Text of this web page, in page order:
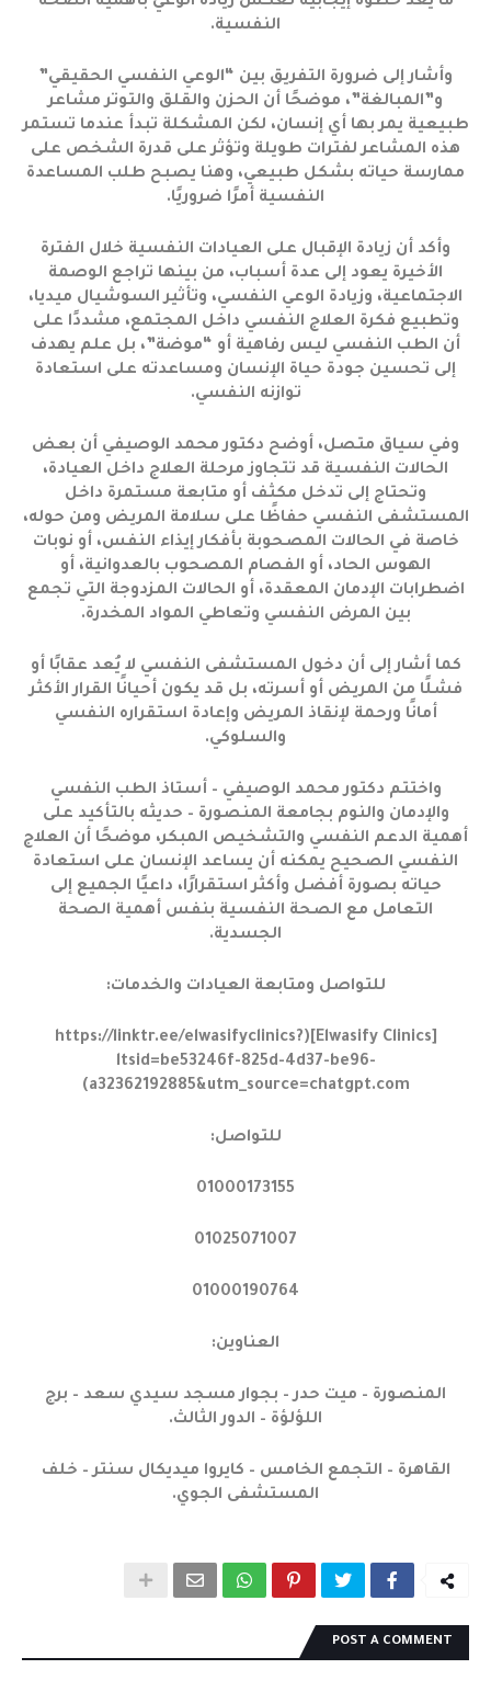
النفسية.
وأشار إلى ضرورة التفريق بين “الوعي النفسي الحقيقي”
و”المبالغة”، موضحًا أن الحزن والقلق والتوتر مشاعر
طبيعية يمر بها أي إنسان، لكن المشكلة تبدأ عندما تستمر
هذه المشاعر لفترات طويلة وتؤثر على قدرة الشخص على
ممارسة حياته بشكل طبيعي، وهنا يصبح طلب المساعدة
النفسية أمرًا ضروريًا.
وأكد أن زيادة الإقبال على العيادات النفسية خلال الفترة
الأخيرة يعود إلى عدة أسباب، من بينها تراجع الوصمة
الاجتماعية، وزيادة الوعي النفسي، وتأثير السوشيال ميديا،
وتطبيع فكرة العلاج النفسي داخل المجتمع، مشددًا على
أن الطب النفسي ليس رفاهية أو “موضة”، بل علم يهدف
إلى تحسين جودة حياة الإنسان ومساعدته على استعادة
توازنه النفسي.
وفي سياق متصل، أوضح دكتور محمد الوصيفي أن بعض
الحالات النفسية قد تتجاوز مرحلة العلاج داخل العيادة،
وتحتاج إلى تدخل مكثف أو متابعة مستمرة داخل
المستشفى النفسي حفاظًا على سلامة المريض ومن حوله،
خاصة في الحالات المصحوبة بأفكار إيذاء النفس، أو نوبات
الهوس الحاد، أو الفصام المصحوب بالعدوانية، أو
اضطرابات الإدمان المعقدة، أو الحالات المزدوجة التي تجمع
بين المرض النفسي وتعاطي المواد المخدرة.
كما أشار إلى أن دخول المستشفى النفسي لا يُعد عقابًا أو
فشلًا من المريض أو أسرته، بل قد يكون أحيانًا القرار الأكثر
أمانًا ورحمة لإنقاذ المريض وإعادة استقراره النفسي
والسلوكي.
واختتم دكتور محمد الوصيفي – أستاذ الطب النفسي
والإدمان والنوم بجامعة المنصورة – حديثه بالتأكيد على
أهمية الدعم النفسي والتشخيص المبكر، موضحًا أن العلاج
النفسي الصحيح يمكنه أن يساعد الإنسان على استعادة
حياته بصورة أفضل وأكثر استقرارًا، داعيًا الجميع إلى
التعامل مع الصحة النفسية بنفس أهمية الصحة
الجسدية.
للتواصل ومتابعة العيادات والخدمات:
[Elwasify Clinics](https://linktr.ee/elwasifyclinics?
ltsid=be53246f-825d-4d37-be96-
a32362192885&utm_source=chatgpt.com)
للتواصل:
01000173155
01025071007
01000190764
العناوين:
المنصورة – ميت حدر – بجوار مسجد سيدي سعد – برج
اللؤلؤة – الدور الثالث.
القاهرة – التجمع الخامس – كايروا ميديكال سنتر – خلف
المستشفى الجوي.
POST A COMMENT